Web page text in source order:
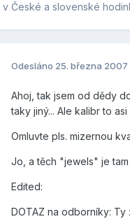
v České a slovenské
Odesláno 25. března 2007
Ahoj, tak jsem od dědy
taky jiný... Ale kalibr to
Omluvte pls. mizernou
Jo, a těch "jewels" je tam
Edited:
DOTAZ na odborníky: